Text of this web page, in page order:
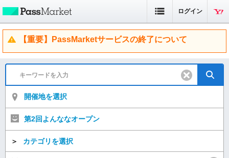
ログイン
【重要】PassMarketサービスの終了について
開催地を選択
第2回よんななオープン​
＞ カテゴリを選択